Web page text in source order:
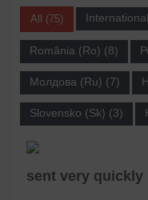
All (75)
România (Ro) (8)
Молдова (Ru) (7)
Slovensko (Sk) (3)
sent very quickly